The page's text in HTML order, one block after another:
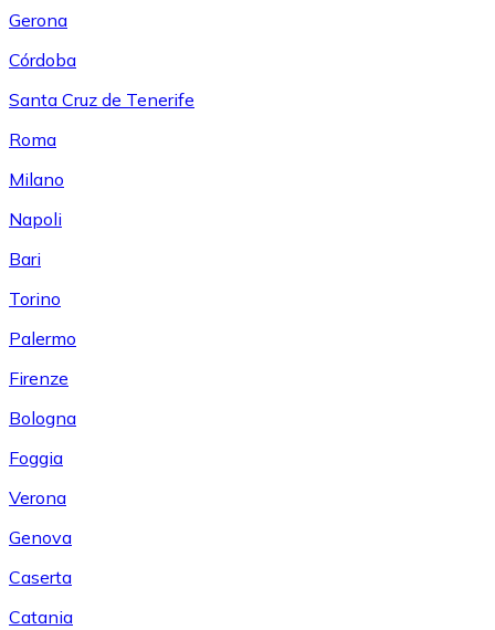
Gerona
Córdoba
Santa Cruz de Tenerife
Roma
Milano
Napoli
Bari
Torino
Palermo
Firenze
Bologna
Foggia
Verona
Genova
Caserta
Catania